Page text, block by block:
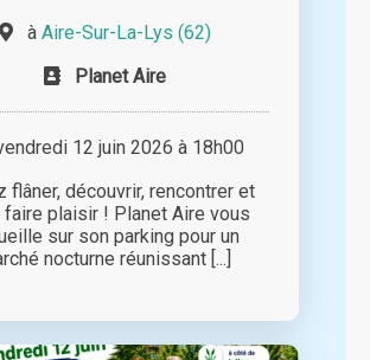
à Aire-Sur-La-Lys (62)
Planet Aire
12 juin 2026 à 18h00
flâner, découvrir, rencontrer et
faire plaisir ! Planet Aire vous
sur son parking pour un
nocturne réunissant [...]